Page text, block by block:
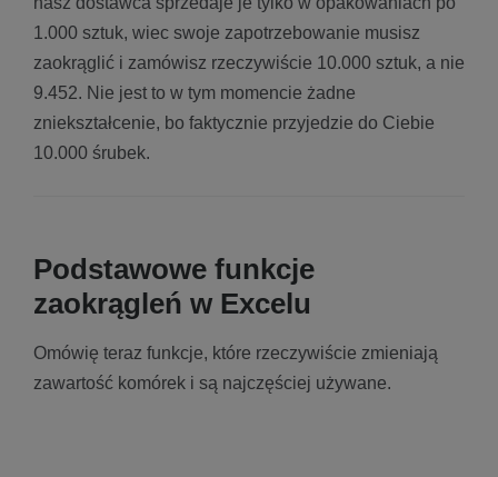
1.000 sztuk, wiec swoje zapotrzebowanie musisz
zaokrąglić i zamówisz rzeczywiście 10.000 sztuk, a nie
9.452. Nie jest to w tym momencie żadne
zniekształcenie, bo faktycznie przyjedzie do Ciebie
10.000 śrubek.
Podstawowe funkcje
zaokrągleń w Excelu
Omówię teraz funkcje, które rzeczywiście zmieniają
zawartość komórek i są najczęściej używane.